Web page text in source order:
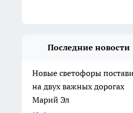
Последние новости
Новые светофоры
на двух важных дорогах
Марий Эл